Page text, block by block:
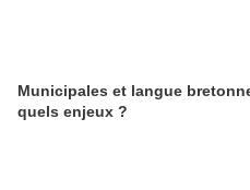
Municipales et langue
quels enjeux ?